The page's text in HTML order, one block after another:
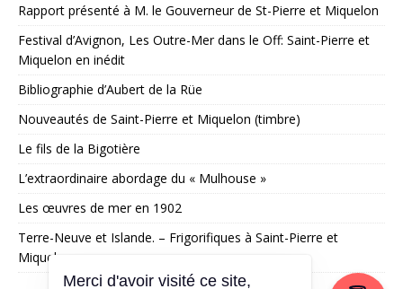
Rapport présenté à M. le Gouverneur de St-Pierre et Miquelon
Festival d’Avignon, Les Outre-Mer dans le Off: Saint-Pierre et
Miquelon en inédit
Bibliographie d’Aubert de la Rüe
Nouveautés de Saint-Pierre et Miquelon (timbre)
Le fils de la Bigotière
L’extraordinaire abordage du « Mulhouse »
Les œuvres de mer en 1902
Terre-Neuve et Islande. – Frigorifiques à Saint-Pierre et
Miquelon
Merci d'avoir visité ce site,